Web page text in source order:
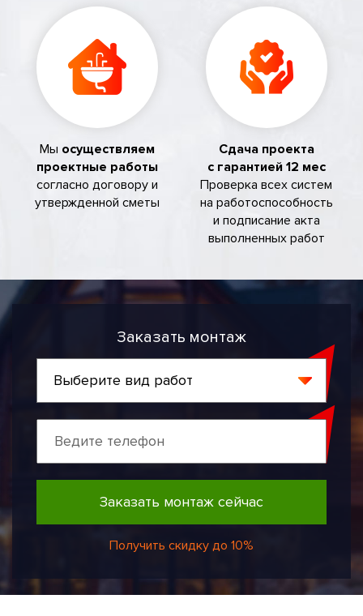
Мы осуществляем
проектные работы
согласно договору и
утвержденной сметы
Сдача проекта
с гарантией 12 мес
Проверка всех систем
на работоспособность
и подписание акта
выполненных работ
Заказать монтаж
Заказать монтаж сейчас
Получить скидку до 10%